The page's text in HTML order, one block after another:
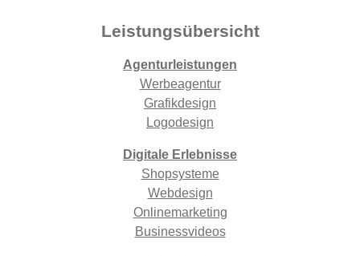
Leistungsübersicht
Agenturleistungen
Werbeagentur
Grafikdesign
Logodesign
Digitale Erlebnisse
Shopsysteme
Webdesign
Onlinemarketing
Businessvideos